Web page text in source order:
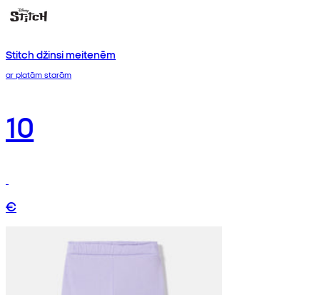
Stitch džinsi meitenēm
ar platām starām
10
€